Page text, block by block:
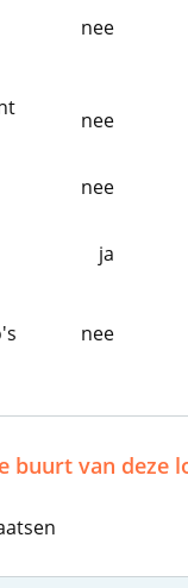
nee
nee
nee
ja
nee
buurt van deze